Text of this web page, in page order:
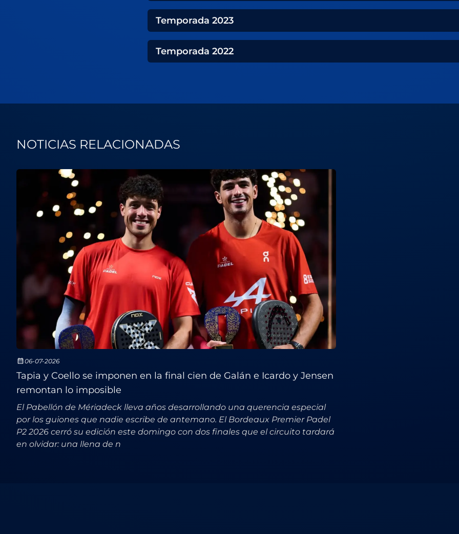
Temporada 2023
Temporada 2022
NOTICIAS RELACIONADAS
06-07-2026
Tapia y Coello se imponen en la final cien de Galán e Icardo y Jensen
remontan lo imposible
El Pabellón de Mériadeck lleva años desarrollando una querencia especial
por los guiones que nadie escribe de antemano. El Bordeaux Premier Padel
P2 2026 cerró su edición este domingo con dos finales que el circuito tardará
en olvidar: una llena de n